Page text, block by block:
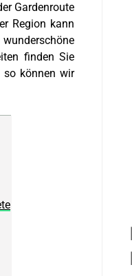
Gardenroute
Region kann
finden Sie
so können wir